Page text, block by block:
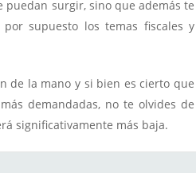
puedan surgir, sino que además te
supuesto los temas fiscales y
de la mano y si bien es cierto que
demandadas, no te olvides de
significativamente más baja.